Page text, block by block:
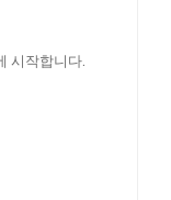
시작합니다.